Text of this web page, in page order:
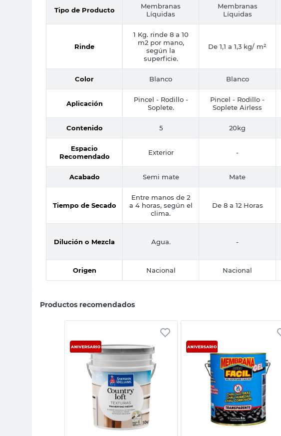
Tipo de Producto
Membranas
Líquidas
Membranas
Líquidas
Rinde
1 Kg. rinde 8 a 10
m2 por mano,
según la
superficie.
De 1,1 a 1,3 kg/ m²
Color Blanco Blanco
Aplicación
Pincel - Rodillo -
Soplete.
Pincel - Rodillo -
Soplete Airless
Contenido 5 20kg
Espacio
Recomendado
Exterior -
Acabado Semi mate Mate
Tiempo de Secado
Entre manos de 2
a 4 horas, según el
clima.
De 8 a 12 Horas
Dilución o Mezcla Agua. -
Origen Nacional Nacional
Productos recomendados
Vista rápida Vista rápida